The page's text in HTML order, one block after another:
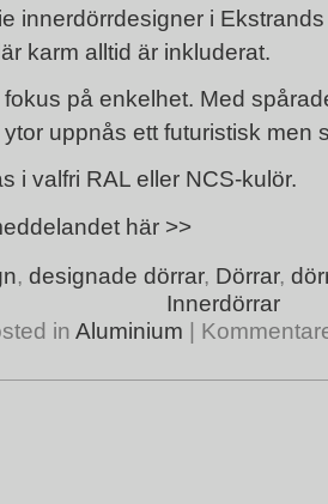
innerdörrdesigner i
karm alltid är inkluderat.
på enkelhet. Med
uppnås ett futuristisk men
i valfri RAL eller NCS-kulör.
här >>
, designade dörrar, Dörrar,
Innerdörrar
in Aluminium |